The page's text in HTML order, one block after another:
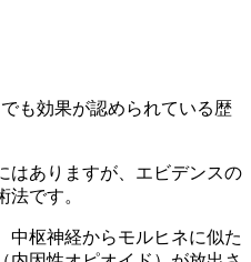
も効果が認められている歴
はありますが、エビデンスの
です。
中枢神経からモルヒネに似た